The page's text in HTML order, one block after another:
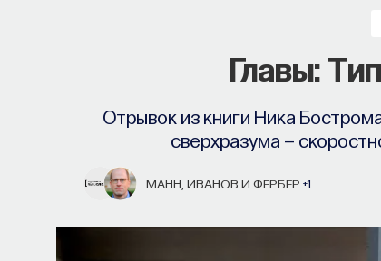
Главы:
Отрывок из книги Ника
сверхразума —
МАНН, ИВАНОВ И ФЕРБЕР +1